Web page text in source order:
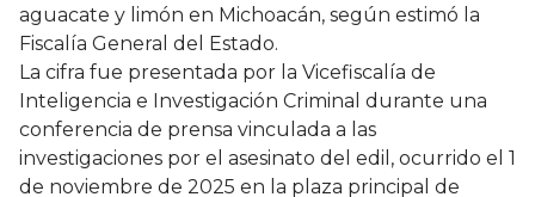
aguacate y limón en Michoacán, según estimó la
Fiscalía General del Estado.
La cifra fue presentada por la Vicefiscalía de
Inteligencia e Investigación Criminal durante una
conferencia de prensa vinculada a las
investigaciones por el asesinato del edil, ocurrido el 1
de noviembre de 2025 en la plaza principal de